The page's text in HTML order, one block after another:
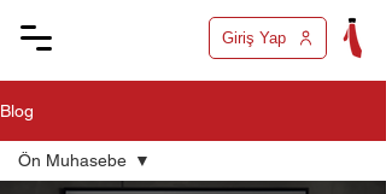
Giriş Yap
Blog
Ön Muhasebe